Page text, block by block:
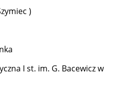
)
I st. im. G. Bacewicz w